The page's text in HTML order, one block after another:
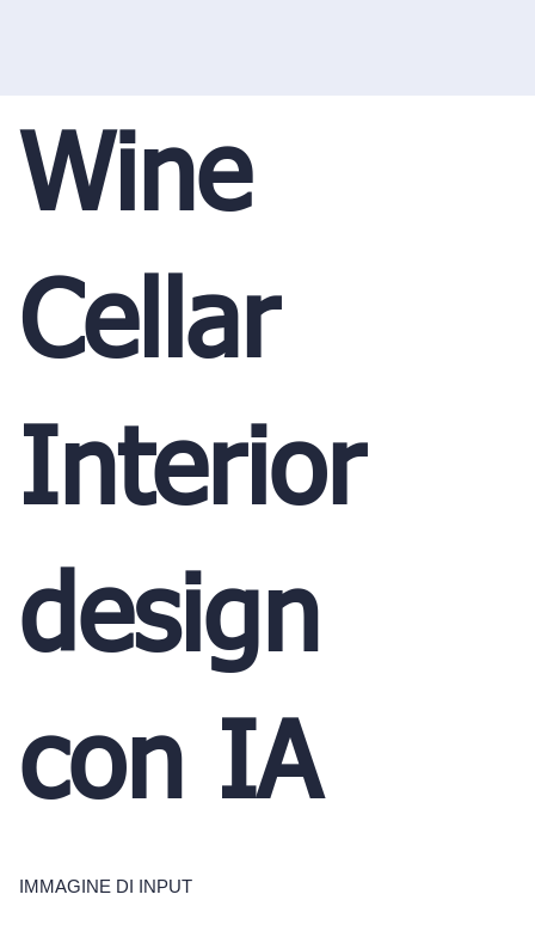
Wine
Cellar
Interior
design
con IA
IMMAGINE DI INPUT